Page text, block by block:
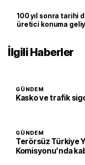
100 yıl sonra tarihi
üretici konuma
İlgili Haberler
GÜNDEM
Kasko ve trafik
GÜNDEM
Terörsüz Türkiye
Komisyonu’nda